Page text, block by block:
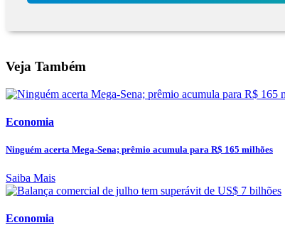
Veja Também
Economia
Ninguém acerta Mega-Sena; prêmio acumula para R$ 165 milhões
Saiba Mais
Economia